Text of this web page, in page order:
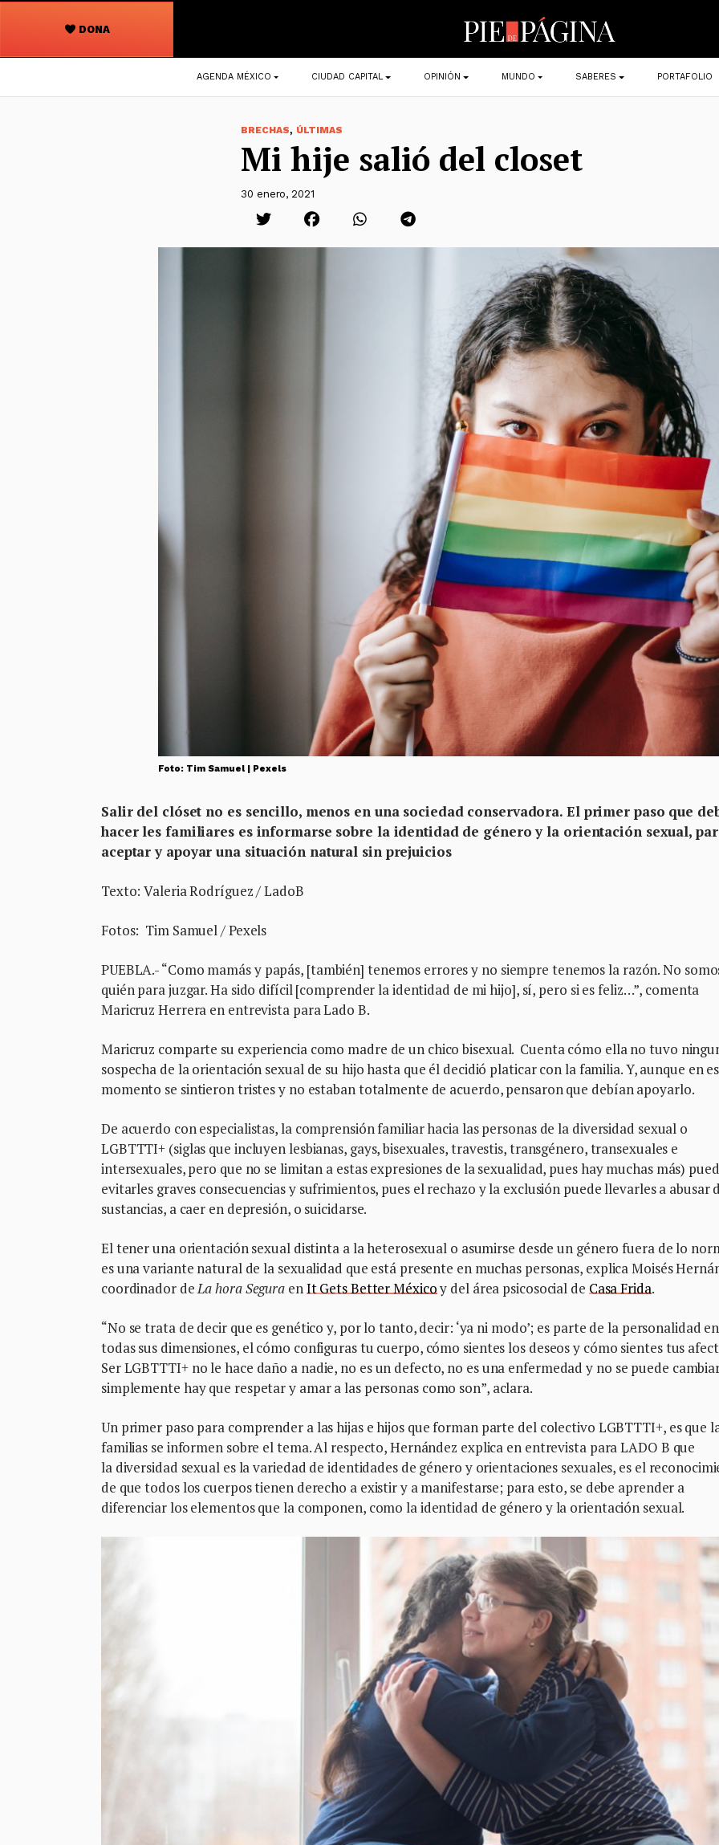
DONA
Navegación
principal
AGENDA MÉXICO CIUDAD CAPITAL OPINIÓN MUNDO SABERES PORTAFOLIO
BRECHAS, ÚLTIMAS
Mi hije salió del closet
30 enero, 2021
Foto: Tim Samuel | Pexels
Salir del clóset no es sencillo, menos en una sociedad conservadora. El primer paso que
hacer les familiares es informarse sobre la identidad de género y la orientación sexual,
aceptar y apoyar una situación natural sin prejuicios
Texto: Valeria Rodríguez / LadoB
Fotos: Tim Samuel / Pexels
PUEBLA.- “Como mamás y papás, [también] tenemos errores y no siempre tenemos la razón. No
quién para juzgar. Ha sido difícil [comprender la identidad de mi hijo], sí, pero si es feliz…”, comenta
Maricruz Herrera en entrevista para Lado B.
Maricruz comparte su experiencia como madre de un chico bisexual. Cuenta cómo ella no tuvo
sospecha de la orientación sexual de su hijo hasta que él decidió platicar con la familia. Y, aunque en
momento se sintieron tristes y no estaban totalmente de acuerdo, pensaron que debían apoyarlo.
De acuerdo con especialistas, la comprensión familiar hacia las personas de la diversidad sexual o
LGBTTTI+ (siglas que incluyen lesbianas, gays, bisexuales, travestis, transgénero, transexuales e
intersexuales, pero que no se limitan a estas expresiones de la sexualidad, pues hay muchas más)
evitarles graves consecuencias y sufrimientos, pues el rechazo y la exclusión puede llevarles a abusar
sustancias, a caer en depresión, o suicidarse.
El tener una orientación sexual distinta a la heterosexual o asumirse desde un género fuera de lo
es una variante natural de la sexualidad que está presente en muchas personas, explica Moisés
coordinador deLa hora Segura enIt Gets Better Méxicoy del área psicosocial de Casa Frida.
“No se trata de decir que es genético y, por lo tanto, decir: ‘ya ni modo’; es parte de la personalidad en
todas sus dimensiones, el cómo configuras tu cuerpo, cómo sientes los deseos y cómo sientes tus
Ser LGBTTTI+ no le hace daño a nadie, no es un defecto, no es una enfermedad y no se puede
simplemente hay que respetar y amar a las personas como son”, aclara.
Un primer paso para comprender a las hijas e hijos que forman parte del colectivo LGBTTTI+, es que
familias se informen sobre el tema. Al respecto, Hernández explica en entrevista para LADO B que
la diversidad sexual es la variedad de identidades de género y orientaciones sexuales, es el
de que todos los cuerpos tienen derecho a existir y a manifestarse; para esto, se debe aprender a
diferenciar los elementos que la componen, como la identidad de género y la orientación sexual.